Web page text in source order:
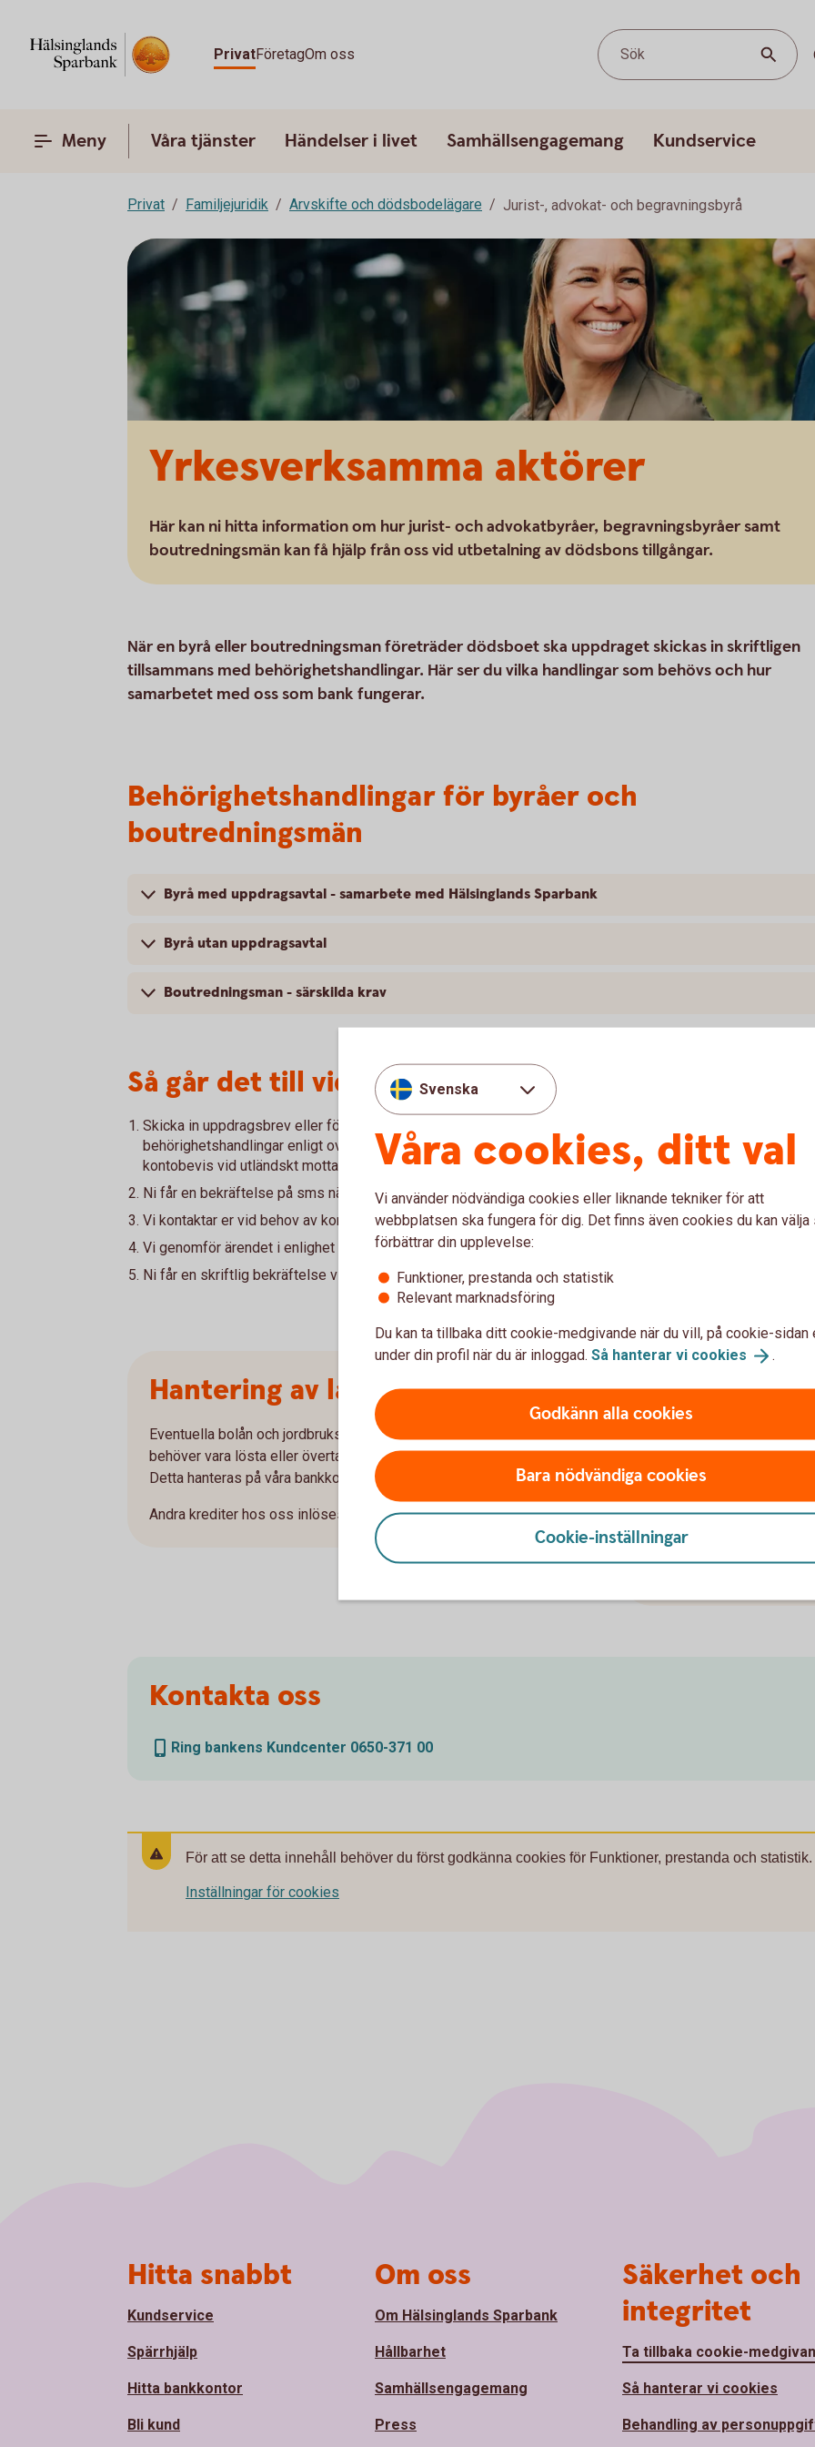
PrivatFöretagOm oss Sök
Meny Våra tjänster Händelser i livet Samhällsengagemang Kundservice
Privat Familjejuridik Arvskifte och dödsbodelägare Jurist-, advokat- och begravningsbyrå
Yrkesverksamma aktörer
Här kan ni hitta information om hur jurist- och advokatbyråer, begravningsbyråer samt
boutredningsmän kan få hjälp från oss vid utbetalning av dödsbons tillgångar.
När en byrå eller boutredningsman företräder dödsboet ska uppdraget skickas in skriftligen
tillsammans med behörighetshandlingar. Här ser du vilka handlingar som behövs och hur
samarbetet med oss som bank fungerar.
Behörighetshandlingar för byråer och
boutredningsmän
Byrå med uppdragsavtal - samarbete med Hälsinglands Sparbank
Byrå utan uppdragsavtal
Boutredningsman - särskilda krav
Så går det till vid utbetalning av dödsbo
Skicka in uppdragsbrev eller fördelningsblankett, tillsammans med eventuella
behörighetshandlingar enligt ovan, fakturaunderlag, överförmyndarens samtycke och
kontobevis vid utländskt mottagarkonto.
Ni får en bekräftelse på sms när ärendet tas emot.
Vi kontaktar er vid behov av komplettering.
Vi genomför ärendet i enlighet med de inkomna handlingarna.
Ni får en skriftlig bekräftelse via post.
Hantering av lån och krediter
Eventuella bolån och jordbrukskrediter hos Hälsinglands Sparbank
behöver vara lösta eller övertagna innan tillgångar kan betalas ut.
Detta hanteras på våra bankkontor.
Andra krediter hos oss inlöses i samband med utbetalningen.
Skicka in
Om byrån har ett
den adress som anges i
Saknas uppdragsavtal
Swedbank Arvskifte
FE 930
Kontakta oss
Ring bankens Kundcenter 0650-371 00
För att se detta innehåll behöver du först godkänna cookies för Funktioner, prestanda och statistik.
Inställningar för cookies
Svenska
Våra cookies, ditt val
Vi använder nödvändiga cookies eller liknande tekniker för att
webbplatsen ska fungera för dig. Det finns även cookies du kan välja
förbättrar din upplevelse:
Funktioner, prestanda och statistik
Relevant marknadsföring
Du kan ta tillbaka ditt cookie-medgivande när du vill, på cookie-sidan
under din profil när du är inloggad. Så hanterar vi cookies .
Godkänn alla cookies
Bara nödvändiga cookies
Cookie-inställningar
Hitta snabbt
Kundservice
Spärrhjälp
Hitta bankkontor
Bli kund
Om oss
Om Hälsinglands Sparbank
Hållbarhet
Samhällsengagemang
Press
Säkerhet och
integritet
Ta tillbaka cookie-
Så hanterar vi cookies
Behandling av